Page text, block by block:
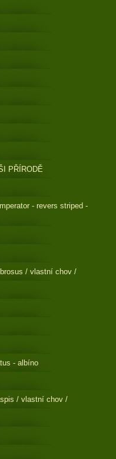
PŘÍRODĚ
- revers striped -
/ vlastní chov /
- albíno
/ vlastní chov /